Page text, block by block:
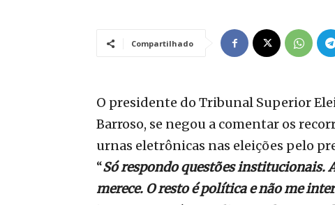
Compartilhado
O presidente do Tribunal Superior
Barroso, se negou a comentar os
urnas eletrônicas nas eleições pelo
“Só respondo questões institucionais.
merece. O resto é política e não me